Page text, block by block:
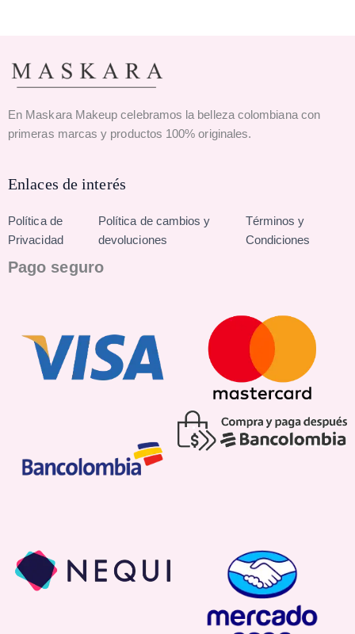
En Maskara Makeup celebramos la belleza colombiana con
primeras marcas y productos 100% originales.
Enlaces de interés
Política de
Privacidad
Política de cambios y
devoluciones
Términos y
Condiciones
Pago seguro